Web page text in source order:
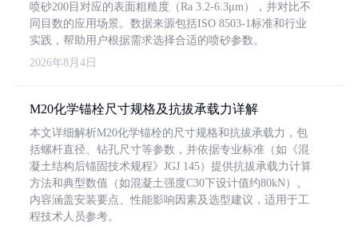
喷砂200目对应的表面粗糙度（Ra 3.2-6.3μm），并对比不
同目数的应用场景。数据来源包括ISO 8503-1标准和行业
实践，帮助用户根据需求选择合适的喷砂参数。
2026年8月4日
M20化学锚栓尺寸规格及抗拔承载力详解
本文详细解析M20化学锚栓的尺寸规格和抗拔承载力，包
括螺杆直径、钻孔尺寸等参数，并依据专业标准（如《混
凝土结构后锚固技术规程》JGJ 145）提供抗拔承载力计算
方法和典型数值（如混凝土强度C30下设计值约80kN）。
内容涵盖安装要点、性能影响因素及选型建议，适用于工
程技术人员参考。